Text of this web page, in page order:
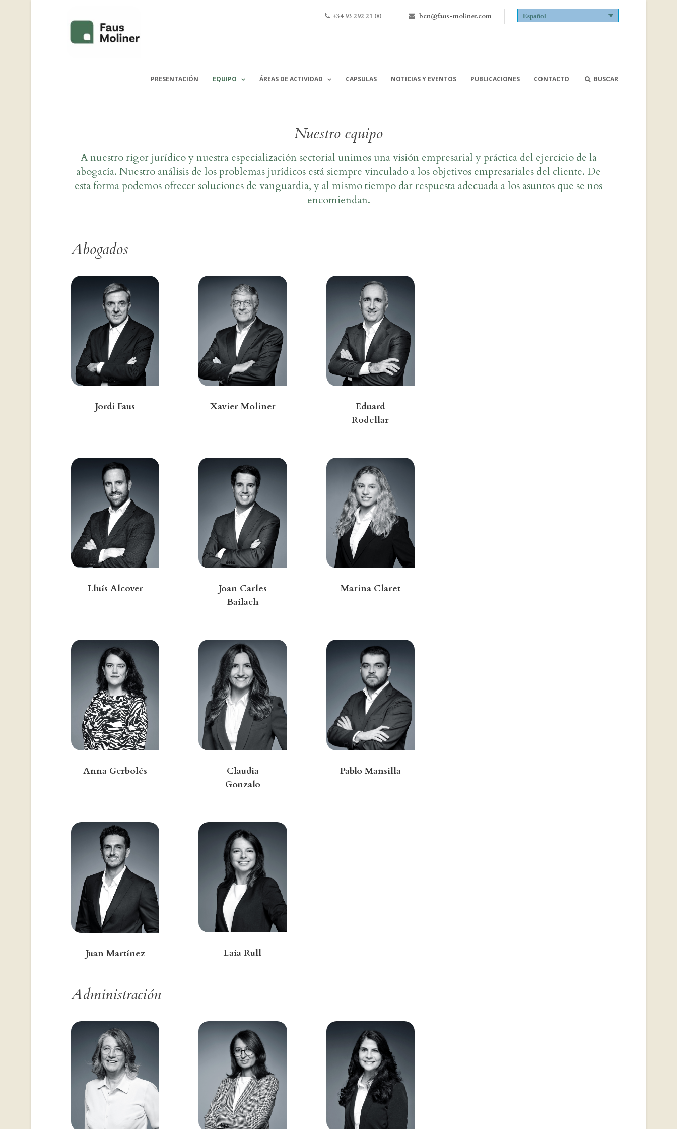
+34 93 292 21 00 bcn@faus-moliner.com Español
PRESENTACIÓN EQUIPO ÁREAS DE ACTIVIDAD CAPSULAS NOTICIAS Y EVENTOS PUBLICACIONES CONTACTO BUSCAR
Nuestro equipo
A nuestro rigor jurídico y nuestra especialización sectorial unimos una visión empresarial y práctica del ejercicio de la
abogacía. Nuestro análisis de los problemas jurídicos está siempre vinculado a los objetivos empresariales del cliente. De
esta forma podemos ofrecer soluciones de vanguardia, y al mismo tiempo dar respuesta adecuada a los asuntos que se nos
encomiendan.
Abogados
Jordi Faus Xavier Moliner
Eduard
Rodellar
Lluís Alcover
Joan Carles
Bailach
Marina Claret
Anna Gerbolés
Claudia
Gonzalo
Pablo Mansilla
Juan Martínez Laia Rull
Administración